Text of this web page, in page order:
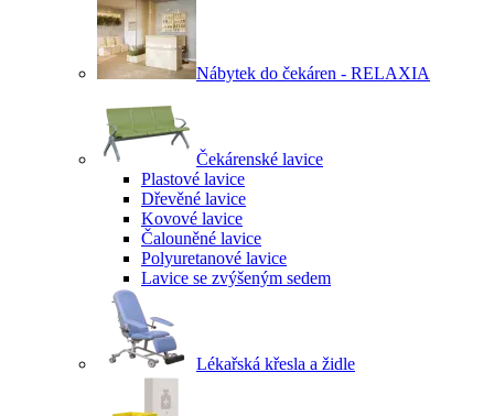
Nábytek do čekáren - RELAXIA
Čekárenské lavice
Plastové lavice
Dřevěné lavice
Kovové lavice
Čalouněné lavice
Polyuretanové lavice
Lavice se zvýšeným sedem
Lékařská křesla a židle